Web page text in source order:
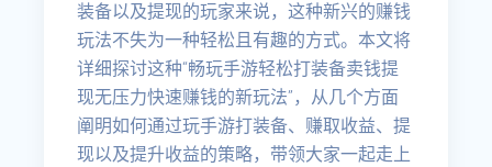
装备以及提现的玩家来说，这种新兴的赚钱
玩法不失为一种轻松且有趣的方式。本文将
详细探讨这种“畅玩手游轻松打装备卖钱提
现无压力快速赚钱的新玩法”，从几个方面
阐明如何通过玩手游打装备、赚取收益、提
现以及提升收益的策略，带领大家一起走上